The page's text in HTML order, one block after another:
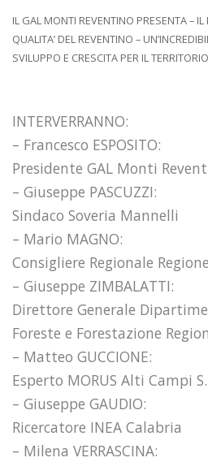
IL GAL MONTI REVENTINO PRESENTA – IL
QUALITA’ DEL REVENTINO –
SVILUPPO E CRESCITA PER IL
INTERVERRANNO:
– Francesco ESPOSITO:
Presidente GAL Monti
– Giuseppe PASCUZZI:
Sindaco Soveria Mannelli
– Mario MAGNO:
Consigliere Regionale
– Giuseppe ZIMBALATTI:
Direttore Generale
Foreste e Forestazione
– Matteo GUCCIONE:
Esperto MORUS Alti Campi
– Giuseppe GAUDIO:
Ricercatore INEA Calabria
– Milena VERRASCINA: